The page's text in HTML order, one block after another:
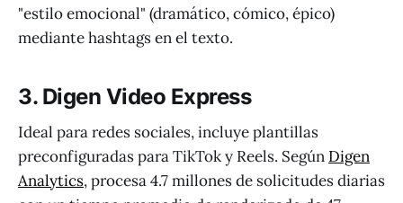
"estilo emocional" (dramático, cómico, épico)
mediante hashtags en el texto.
3. Digen Video Express
Ideal para redes sociales, incluye plantillas
preconfiguradas para TikTok y Reels. Según Digen
Analytics, procesa 4.7 millones de solicitudes diarias